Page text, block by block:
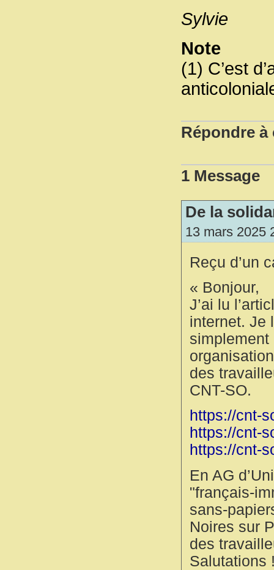
Sylvie
Note
(1) C’est
Répondre à
1 Message
De la
13 mars 2025
Reçu d’un
« Bonjour,
J’ai lu
internet. Je
simplement
des
CNT-SO.
https://cnt-
https://cnt-
https://cnt-
En AG
"français-
sans-
Noires sur
des
Salutations